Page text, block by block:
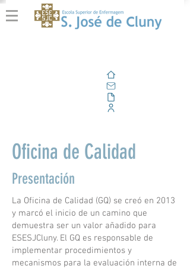
Oficina de Calidad
Presentación
La Oficina de Calidad (GQ) se creó en 2013
y marcó el inicio de un camino que
demuestra ser un valor añadido para
ESESJCluny. El GQ es responsable de
implementar procedimientos y
mecanismos para la evaluación interna de